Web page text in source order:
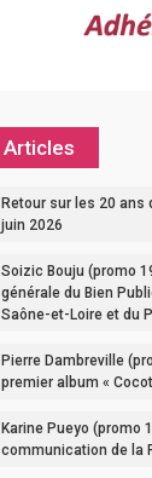
Articles
Retour sur les 20 ans
juin 2026
Soizic Bouju (promo
générale du Bien
Saône-et-Loire et du
Pierre Dambreville
premier album «
Karine Pueyo (promo
communication de la